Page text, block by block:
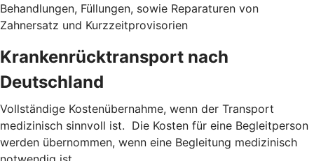
Behandlungen, Füllungen, sowie Reparaturen von
Zahnersatz und Kurzzeitprovisorien
Krankenrücktransport nach
Deutschland
Vollständige Kostenübernahme, wenn der Transport
medizinisch sinnvoll ist. Die Kosten für eine Begleitperson
werden übernommen, wenn eine Begleitung medizinisch